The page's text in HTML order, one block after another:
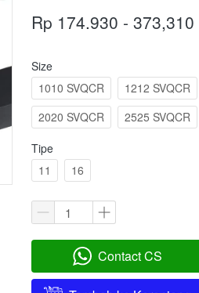
Rp 174.930 - 373,310
Size
1010 SVQCR
1212 SVQCR
2020 SVQCR
2525 SVQCR
Tipe
11
16
` Contact CS